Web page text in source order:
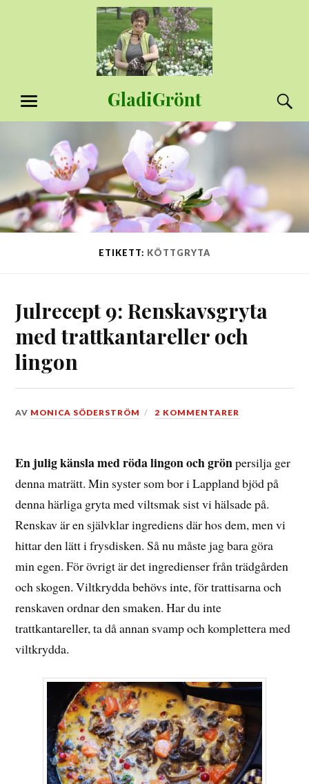
GladiGrönt
MENY
ETIKETT: KÖTTGRYTA
Julrecept 9: Renskavsgryta
med trattkantareller och
lingon
DEN
2021
AV MONICA SÖDERSTRÖM 2 KOMMENTARER
En julig känsla med röda lingon och grönpersilja ger
denna maträtt. Min syster som bor i Lappland bjöd på
denna härliga gryta med viltsmak sist vi hälsade på.
Renskav är en självklar ingrediens där hos dem, men vi
hittar den lätt i frysdisken. Så nu måste jag bara göra
min egen. För övrigt är det ingredienser från trädgården
och skogen. Viltkrydda behövs inte, för trattisarna och
renskaven ordnar den smaken. Har du inte
trattkantareller, ta då annan svamp och komplettera med
viltkrydda.